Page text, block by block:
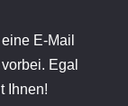
E-Mail
Egal
Ihnen!